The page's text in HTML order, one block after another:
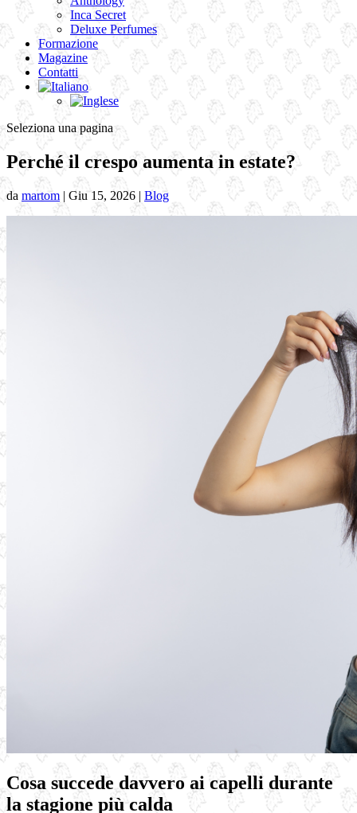
Inca Secret
Deluxe Perfumes
Formazione
Magazine
Contatti
Seleziona una pagina
Perché il crespo aumenta in estate?
da martom | Giu 15, 2026 | Blog
Cosa succede davvero ai capelli durante
la stagione più calda